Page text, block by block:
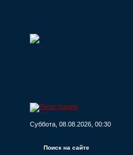
Суббота, 08.08.2026, 00:30
Поиск на сайте